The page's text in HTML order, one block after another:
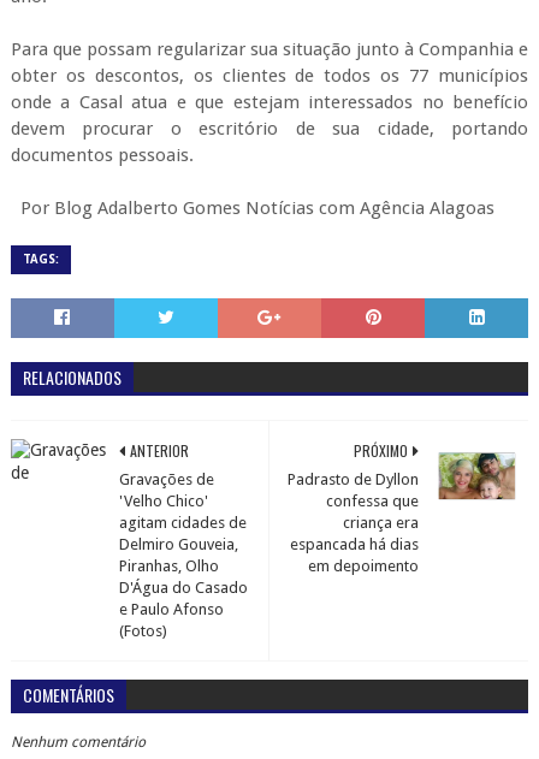
Para que possam regularizar sua situação junto à Companhia e
obter os descontos, os clientes de todos os 77 municípios
onde a Casal atua e que estejam interessados no benefício
devem procurar o escritório de sua cidade, portando
documentos pessoais.
Por Blog Adalberto Gomes Notícias com Agência Alagoas
TAGS:
RELACIONADOS
PRÓXIMO
Padrasto de Dyllon
confessa que
criança era
espancada há dias
em depoimento
ANTERIOR
Gravações de
'Velho Chico'
agitam cidades de
Delmiro Gouveia,
Piranhas, Olho
D'Água do Casado
e Paulo Afonso
(Fotos)
COMENTÁRIOS
Nenhum comentário